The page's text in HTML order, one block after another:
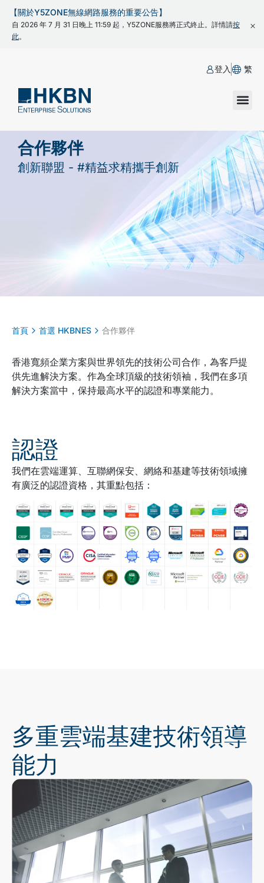
【關於Y5ZONE無線網路服務的重要公告】
自 2026 年 7 月 31 日晚上 11:59 起，Y5ZONE服務將正式終止。詳情請按
此。
登入 繁
合作夥伴
創新聯盟 - #精益求精攜手創新
首頁 首選 HKBNES 合作夥伴
香港寬頻企業方案與世界領先的技術公司合作，為客戶提
供先進解決方案。作為全球頂級的技術領袖，我們在多項
解決方案當中，保持最高水平的認證和專業能力。
認證
我們在雲端運算、互聯網保安、網絡和基建等技術領域擁
有廣泛的認證資格，其重點包括：
多重雲端基建技術領導
能力